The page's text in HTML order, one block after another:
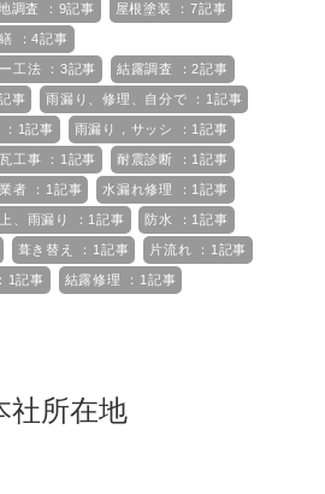
調査 ：9記事 屋根塗装 ：7記事
：4記事
工法 ：3記事 結露調査 ：2記事
事 雨漏り、修理、自分で ：1記事
1記事 雨漏り，サッシ ：1記事
工事 ：1記事 耐震診断 ：1記事
者 ：1記事 水漏れ修理 ：1記事
、雨漏り ：1記事 防水 ：1記事
葺き替え ：1記事 片流れ ：1記事
1記事 結露修理 ：1記事
社所在地